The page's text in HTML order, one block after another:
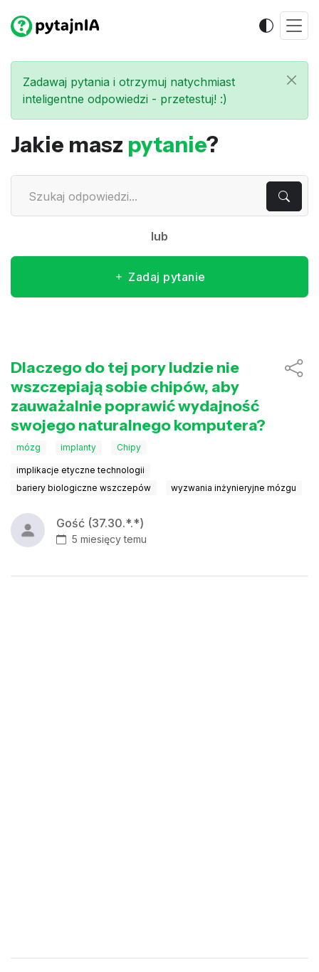
Zadawaj pytania i otrzymuj natychmiast
inteligentne odpowiedzi - przetestuj! :)
Jakie masz pytanie?
lub
Zadaj pytanie
Dlaczego do tej pory ludzie nie
wszczepiają sobie chipów, aby
zauważalnie poprawić wydajność
swojego naturalnego komputera?
mózg implanty Chipy
implikacje etyczne technologii
bariery biologiczne wszczepów
wyzwania inżynieryjne mózgu
Gość (37.30.*.*)
5 miesięcy temu